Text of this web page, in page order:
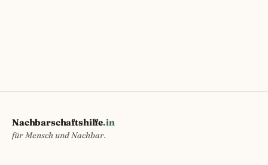
Nachbarschaftshilfe.in
für Mensch und Nachbar.